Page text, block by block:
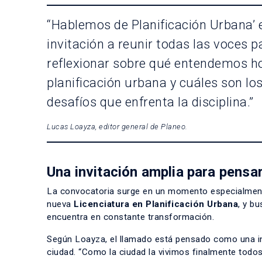
“Hablemos de Planificación Urbana’
invitación a reunir todas las voces
reflexionar sobre qué entendemos
planificación urbana y cuáles son
desafíos que enfrenta la disciplina.”
Lucas Loayza, editor general de Planeo.
Una invitación amplia para
La convocatoria surge en un momento
nueva Licenciatura en Planificación Urbana, y
encuentra en constante transformación.
Según Loayza, el llamado está pensado como
ciudad. “Como la ciudad la vivimos finalmente